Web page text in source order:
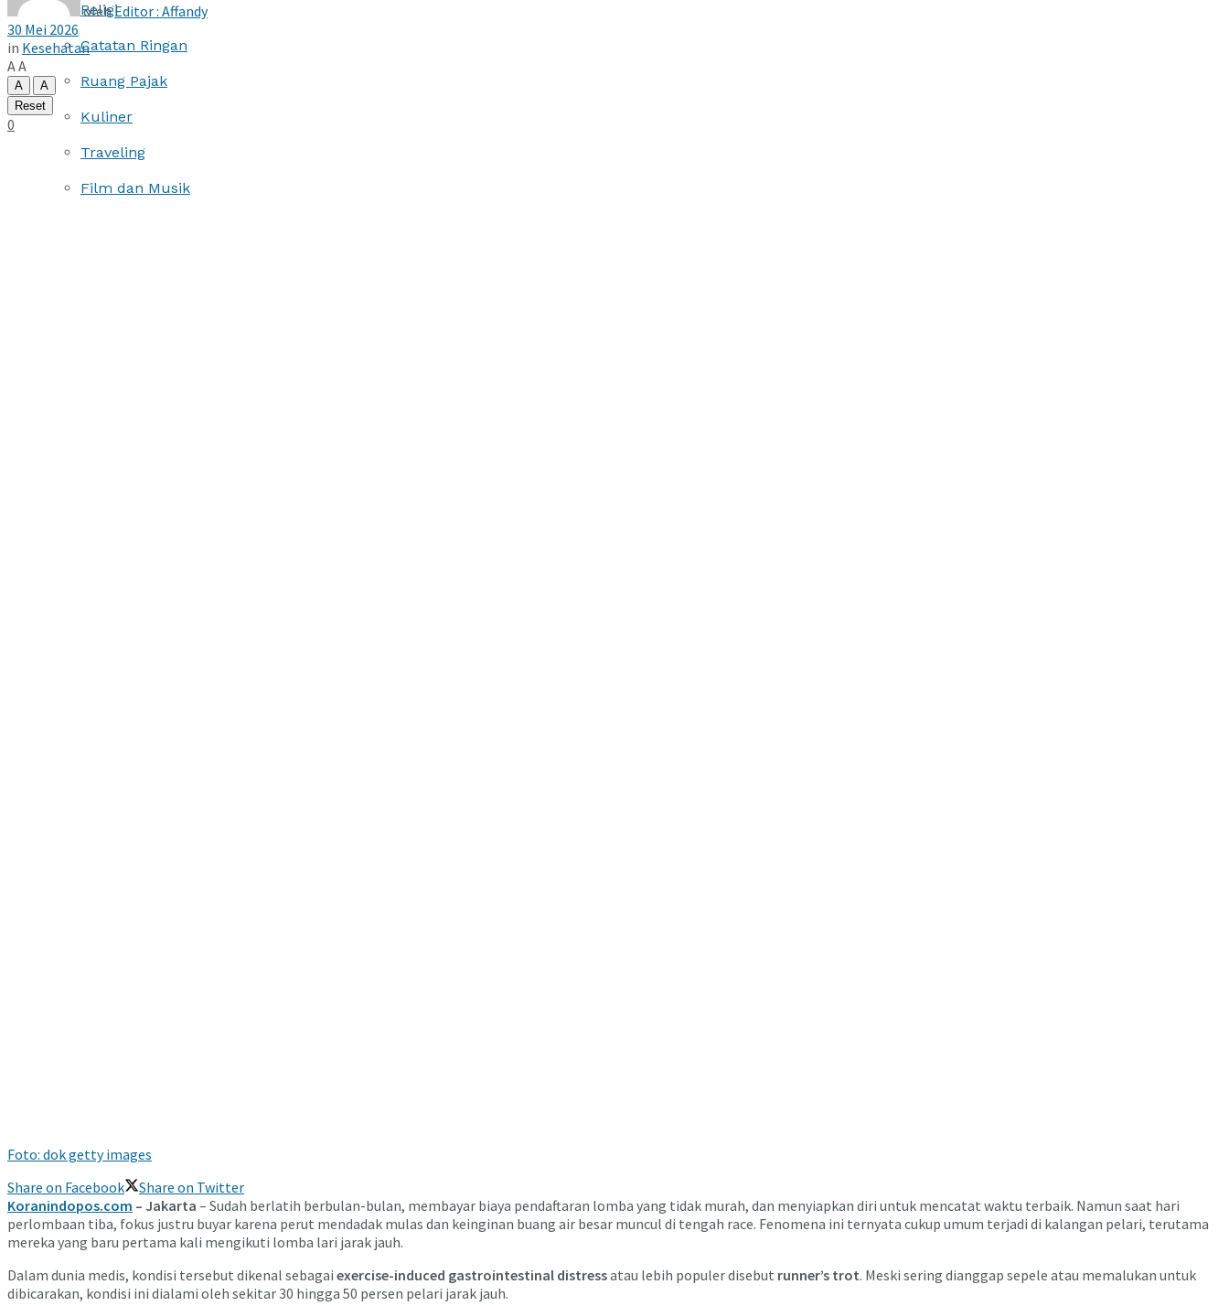
Religi
Catatan Ringan
Ruang Pajak
Kuliner
Traveling
Film dan Musik
oleh Editor : Affandy
30 Mei 2026
in Kesehatan
AA
A
A
Reset
0
Foto: dok getty images
Share on Facebook
Share on Twitter
Koranindopos.com – Jakarta – Sudah berlatih berbulan-bulan, membayar biaya pendaftaran lomba yang tidak murah, dan menyiapkan diri untuk mencatat waktu terbaik. Namun saat hari
perlombaan tiba, fokus justru buyar karena perut mendadak mulas dan keinginan buang air besar muncul di tengah race. Fenomena ini ternyata cukup umum terjadi di kalangan pelari, terutama
mereka yang baru pertama kali mengikuti lomba lari jarak jauh.
Dalam dunia medis, kondisi tersebut dikenal sebagai exercise-induced gastrointestinal distressatau lebih populer disebut runner’s trot. Meski sering dianggap sepele atau memalukan untuk
dibicarakan, kondisi ini dialami oleh sekitar 30 hingga 50 persen pelari jarak jauh.